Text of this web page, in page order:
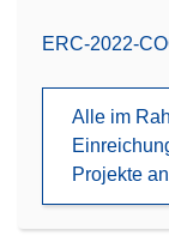
(öffnet
Fenster)
ERC-2022-
Alle im
Projekte